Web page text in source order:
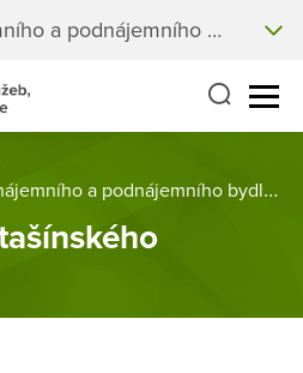
Služby týkající se nájemního a podnájemního bydlení
a podnájemního bydlení